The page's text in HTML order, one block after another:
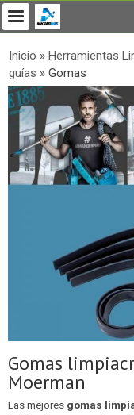
Inicio » Herramientas
guías » Gomas
Gomas
Moerman
Las mejores gomas